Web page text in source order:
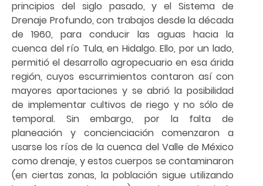
principios del siglo pasado, y el Sistema de
Drenaje Profundo, con trabajos desde la década
de 1960, para conducir las aguas hacia la
cuenca del río Tula, en Hidalgo. Ello, por un lado,
permitió el desarrollo agropecuario en esa árida
región, cuyos escurrimientos contaron así con
mayores aportaciones y se abrió la posibilidad
de implementar cultivos de riego y no sólo de
temporal. Sin embargo, por la falta de
planeación y concienciación comenzaron a
usarse los ríos de la cuenca del Valle de México
como drenaje, y estos cuerpos se contaminaron
(en ciertas zonas, la población sigue utilizando